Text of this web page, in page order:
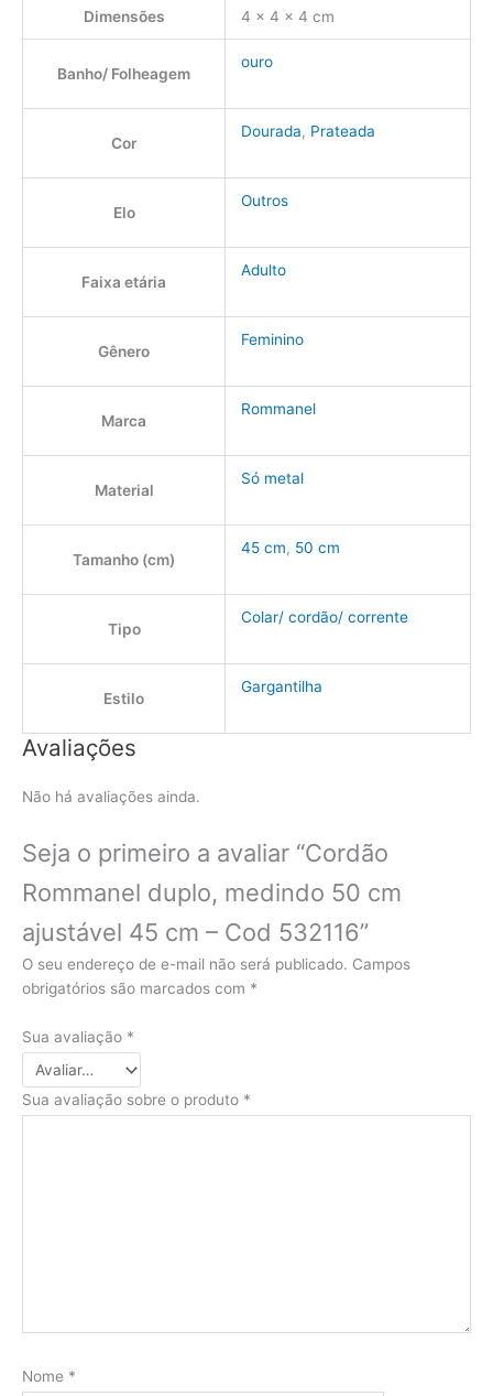
Dimensões 4 × 4 × 4 cm
Banho/ Folheagem
ouro
Cor
Dourada, Prateada
Elo
Outros
Faixa etária
Adulto
Gênero
Feminino
Marca
Rommanel
Material
Só metal
Tamanho (cm)
45 cm, 50 cm
Tipo
Colar/ cordão/ corrente
Estilo
Gargantilha
Avaliações
Não há avaliações ainda.
Seja o primeiro a avaliar “Cordão
Rommanel duplo, medindo 50 cm
ajustável 45 cm – Cod 532116”
O seu endereço de e-mail não será publicado. Campos
obrigatórios são marcados com *
Sua avaliação *
Sua avaliação sobre o produto *
Nome *